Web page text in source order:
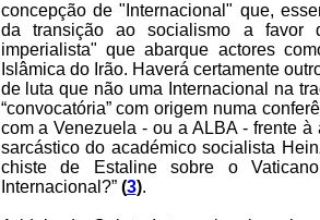
concepção de "Internacional" que,
da transição ao socialismo a favor
imperialista" que abarque actores
Islâmica do Irão. Haverá certamente
de luta que não uma Internacional na
“convocatória” com origem numa
com a Venezuela - ou a ALBA - frente à
sarcástico do académico socialista
chiste de Estaline sobre o
Internacional?” (3).